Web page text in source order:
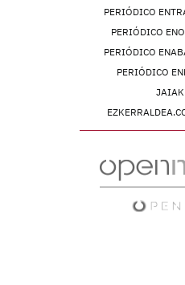
PERIÓDICO
PERIÓDICO
PERIÓDICO
PERIÓDICO